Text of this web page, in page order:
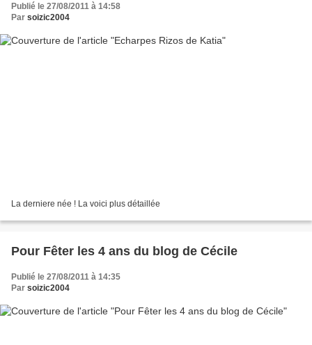
Publié le 27/08/2011 à 14:58
Par soizic2004
La derniere née ! La voici plus détaillée
Pour Fêter les 4 ans du blog de Cécile
Publié le 27/08/2011 à 14:35
Par soizic2004